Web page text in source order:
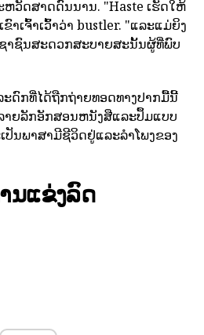
ວັດສາດດົນນານ. "Haste ເຮັດໃຫ້
າເຈົ້າເວົ້າວ່າ bustler. "ແລະແມ່ຍິງ
າຊົນສະດວກສະບາຍສະນັ້ນຜູ້ທີ່ພົບ
ດົກທີ່ໄດ້ຖືກຖ່າຍທອດທາງປາກມື້ນີ້
າຍລັກອັກສອນຫນັງສືແລະປຶ້ມແບບ
ນພາສາມີຊີວິດຢູ່ແລະລໍາໂພງຂອງ
ນແຂ່ງລົດ